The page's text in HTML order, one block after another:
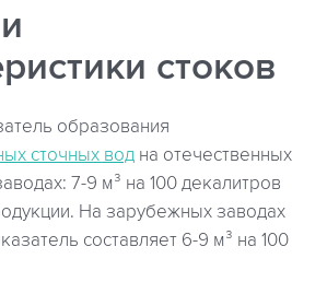
стоков
образования
сточных вод на отечественных
7-9 м³ на 100 декалитров
На зарубежных заводах
составляет 6-9 м³ на 100